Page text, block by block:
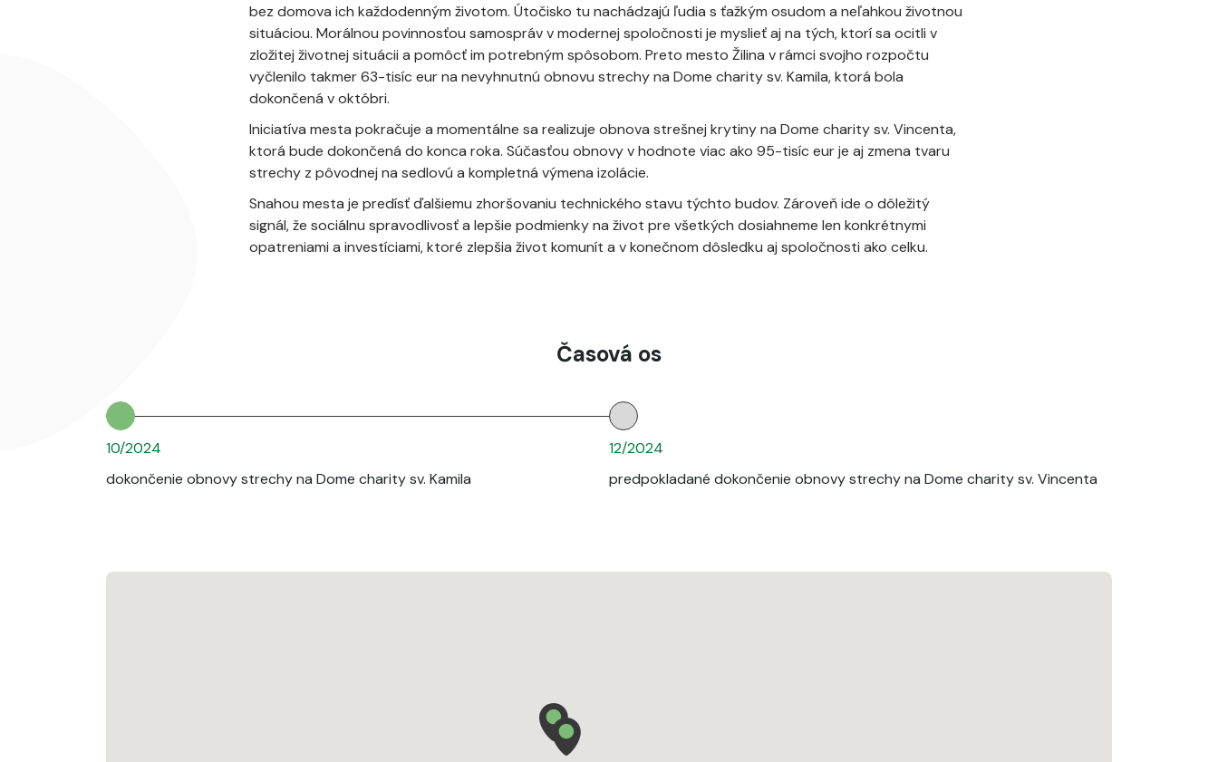
bez domova ich každodenným životom. Útočisko tu nachádzajú ľudia s ťažkým osudom a neľahkou životnou
situáciou. Morálnou povinnosťou samospráv v modernej spoločnosti je myslieť aj na tých, ktorí sa ocitli v
zložitej životnej situácii a pomôcť im potrebným spôsobom. Preto mesto Žilina v rámci svojho rozpočtu
vyčlenilo takmer 63-tisíc eur na nevyhnutnú obnovu strechy na Dome charity sv. Kamila, ktorá bola
dokončená v októbri.
Iniciatíva mesta pokračuje a momentálne sa realizuje obnova strešnej krytiny na Dome charity sv. Vincenta,
ktorá bude dokončená do konca roka. Súčasťou obnovy v hodnote viac ako 95-tisíc eur je aj zmena tvaru
strechy z pôvodnej na sedlovú a kompletná výmena izolácie.
Snahou mesta je predísť ďalšiemu zhoršovaniu technického stavu týchto budov. Zároveň ide o dôležitý
signál, že sociálnu spravodlivosť a lepšie podmienky na život pre všetkých dosiahneme len konkrétnymi
opatreniami a investíciami, ktoré zlepšia život komunít a v konečnom dôsledku aj spoločnosti ako celku.
Časová os
10/2024
dokončenie obnovy strechy na Dome charity sv. Kamila
12/2024
predpokladané dokončenie obnovy strechy na Dome charity sv. Vincenta